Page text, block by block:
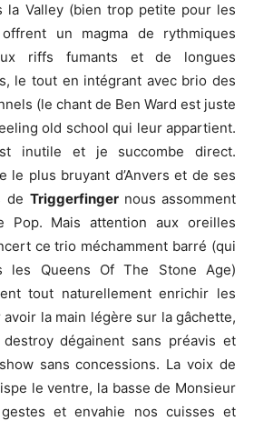
la Valley (bien trop petite pour les
un magma de rythmiques
riffs fumants et de longues
le tout en intégrant avec brio des
(le chant de Ben Ward est juste
old school qui leur appartient.
inutile et je succombe direct.
le plus bruyant d’Anvers et de ses
de Triggerfinger nous assomment
Pop. Mais attention aux oreilles
ce trio méchamment barré (qui
les Queens Of The Stone Age)
tout naturellement enrichir les
la main légère sur la gâchette,
dégainent sans préavis et
sans concessions. La voix de
le ventre, la basse de Monsieur
et envahie nos cuisses et